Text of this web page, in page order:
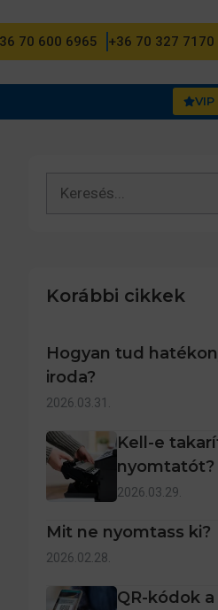
70 600 6965 +36 70 327 7170
VIP
Korábbi cikkek
Hogyan tud
iroda?
2026.03.31.
Kell-e
nyomtatót?
2026.03.29.
Mit ne nyomtass ki?
2026.02.28.
QR-kódok